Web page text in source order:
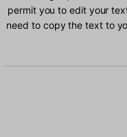
permit you to edit your
need to copy the text to